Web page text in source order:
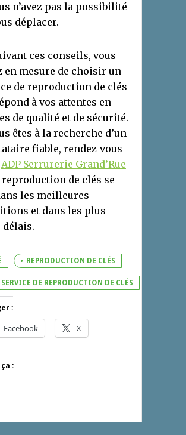
n’avez pas la possibilité
déplacer.
ces conseils, vous
en mesure de choisir un
de reproduction de clés
à vos attentes en
de qualité et de sécurité.
êtes à la recherche d’un
fiable, rendez-vous
ADP Serrurerie Grand’Rue
reproduction de clés se
les meilleures
et dans les plus
délais.
REPRODUCTION DE CLÉS
DE REPRODUCTION DE CLÉS
:
Facebook X
ça :